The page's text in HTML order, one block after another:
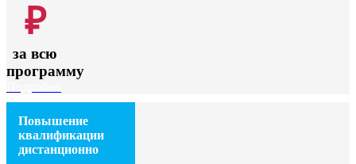
₽
за всю
программу
Повышение
квалификации
дистанционно